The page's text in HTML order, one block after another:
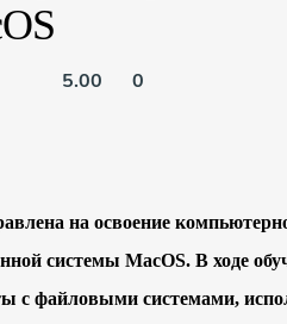
5.00 0
на освоение
системы MacOS. В ходе
с файловыми системами,